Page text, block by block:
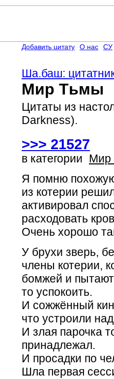
Ша.баш:
Мир Тьмы
Цитаты из
Darkness).
>>> 21527
в категории Мир
Я помню
из котерии
активировал
расходовать
Очень хорошо
У брухи зверь,
члены котерии,
бомжей и
то успокоить.
И сожжённый
что устроили
И злая парочка
принадлежал.
И просадки по
Шла первая
Добавить цитату О нас СУ